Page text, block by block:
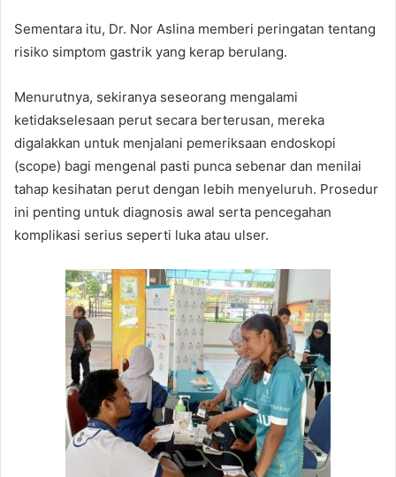
Sementara itu, Dr. Nor Aslina memberi peringatan tentang
risiko simptom gastrik yang kerap berulang.
Menurutnya, sekiranya seseorang mengalami
ketidakselesaan perut secara berterusan, mereka
digalakkan untuk menjalani pemeriksaan endoskopi
(scope) bagi mengenal pasti punca sebenar dan menilai
tahap kesihatan perut dengan lebih menyeluruh. Prosedur
ini penting untuk diagnosis awal serta pencegahan
komplikasi serius seperti luka atau ulser.